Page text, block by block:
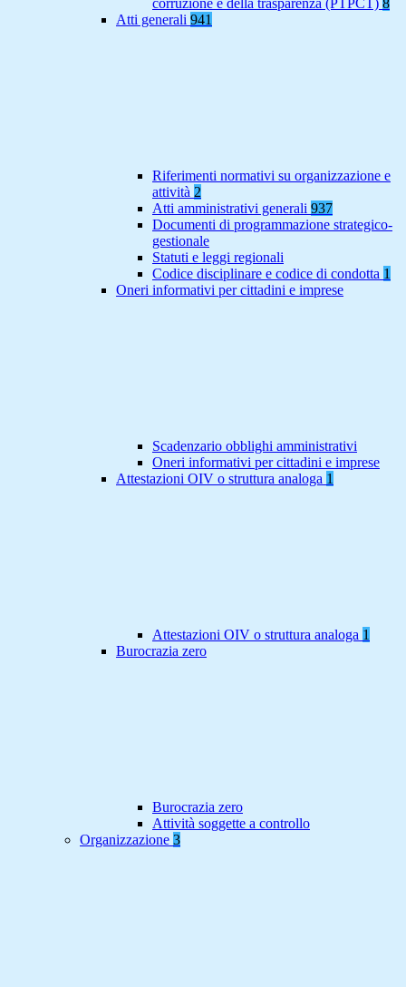
corruzione e della trasparenza (PTPCT) 8
Atti generali 941
Riferimenti normativi su organizzazione e
attività 2
Atti amministrativi generali 937
Documenti di programmazione strategico-
gestionale
Statuti e leggi regionali
Codice disciplinare e codice di condotta 1
Oneri informativi per cittadini e imprese
Scadenzario obblighi amministrativi
Oneri informativi per cittadini e imprese
Attestazioni OIV o struttura analoga 1
Attestazioni OIV o struttura analoga 1
Burocrazia zero
Burocrazia zero
Attività soggette a controllo
Organizzazione 3